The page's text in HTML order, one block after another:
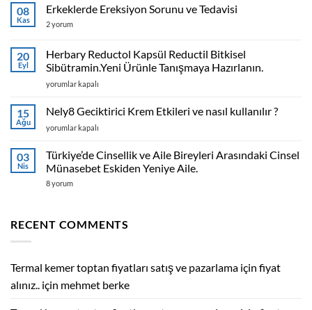
fiyatları
satış
ve
fiyat
alınız..
için
08
Kas
Erkeklerde Ereksiyon Sorunu ve Tedavisi
Erkeklerde
ve
Tedavisi
için
2 yorum
20
Eyl
Herbary Reductol Kapsül Reductil Bitkisel
Sibütramin.Yeni Ürünle Tanışmaya Hazırlanın.
Herbary
Kapsül
Reductil
Bitkisel
Ürünle
Tanışmaya
için
yorumlar kapalı
15
Ağu
Nely8 Geciktirici Krem Etkileri ve nasıl kullanılır ?
Nely8
Krem
ve
nasıl
için
yorumlar kapalı
03
Nis
Türkiye’de Cinsellik ve Aile Bireyleri Arasındaki Cinsel
Münasebet Eskiden Yeniye Aile.
Türkiye’de
Arasındaki
Yeniye
Aile.
için
8 yorum
RECENT COMMENTS
Termal kemer toptan fiyatları satış ve pazarlama için fiyat
alınız.. için mehmet berke